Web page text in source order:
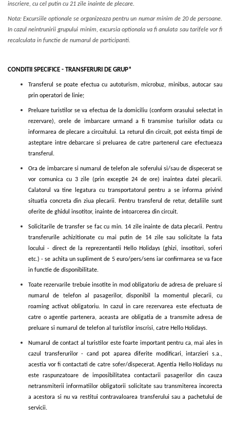
inscriere, cu cel putin cu 21 zile inainte de plecare.
Nota: Excursiile optionale se organizeaza pentru un numar minim de 20 de persoane.
In cazul neintrunirii grupului minim, excursia optionala va fi anulata sau tarifele vor fi
recalculata in functie de numarul de participanti.
CONDITII SPECIFICE - TRANSFERURI DE GRUP*
Transferul se poate efectua cu autoturism, microbuz, minibus, autocar sau
prin operatori de linie;
Preluare turistilor se va efectua de la domiciliu (conform orasului selectat in
rezervare), orele de imbarcare urmand a fi transmise turisilor odata cu
informarea de plecare a circuitului. La returul din circuit, pot exista timpi de
asteptare intre debarcare si preluarea de catre partenerul care efectueaza
transferul.
Ora de imbarcare si numarul de telefon ale soferului si/sau de dispecerat se
vor comunica cu 3 zile (prin exceptie 24 de ore) inaintea datei plecarii.
Calatorul va tine legatura cu transportatorul pentru a se informa privind
situatia concreta din ziua plecarii. Pentru transferul de retur, detaliile sunt
oferite de ghidul insotitor, inainte de intoarcerea din circuit.
Solicitarile de transfer se fac cu min. 14 zile inainte de data plecarii. Pentru
transferurile achizitionate cu mai putin de 14 zile sau solicitate la fata
locului - direct de la reprezentantii Hello Holidays (ghizi, insotitori, soferi
etc.) - se achita un supliment de 5 euro/pers/sens iar confirmarea se va face
in functie de disponibilitate.
Toate rezervarile trebuie insotite in mod obligatoriu de adresa de preluare si
numarul de telefon al pasagerilor, disponibil la momentul plecarii, cu
roaming activat obligatoriu. In cazul in care rezervarea este efectuata de
catre o agentie partenera, aceasta are obligatia de a transmite adresa de
preluare si numarul de telefon al turistilor inscrisi, catre Hello Holidays.
Numarul de contact al turistilor este foarte important pentru ca, mai ales in
cazul transferurilor - cand pot aparea diferite modificari, intarzieri s.a.,
acestia vor fi contactati de catre sofer/dispecerat. Agentia Hello Holidays nu
este raspunzatoare de imposibilitatea contactarii pasagerilor din cauza
netransmiterii informatiilor obligatorii solicitate sau transmiterea incorecta
a acestora si nu va restitui contravaloarea transferului sau a pachetului de
servicii.